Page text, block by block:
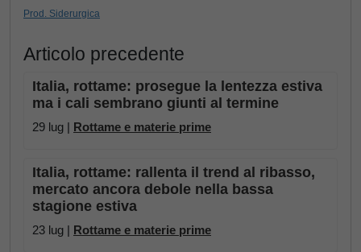
Prod. Siderurgica
Articolo precedente
Italia, rottame: prosegue la lentezza estiva
ma i cali sembrano giunti al termine
29 lug | Rottame e materie prime
Italia, rottame: rallenta il trend al ribasso,
mercato ancora debole nella bassa
stagione estiva
23 lug | Rottame e materie prime